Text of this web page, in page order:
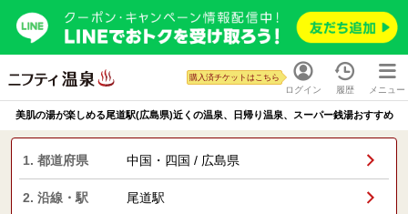
ログイン
購入済チケットはこちら
履歴 メニュー
美肌の湯が楽しめる尾道駅(広島県)近くの温泉、日帰り温泉、スーパー銭湯おすすめ
1. 都道府県 中国・四国 / 広島県
2. 沿線・駅 尾道駅